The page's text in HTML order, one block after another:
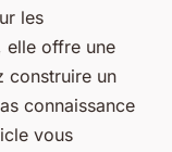
les
elle offre une
construire un
connaissance
vous